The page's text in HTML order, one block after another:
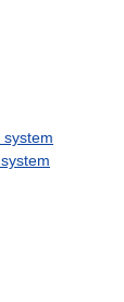
system
system